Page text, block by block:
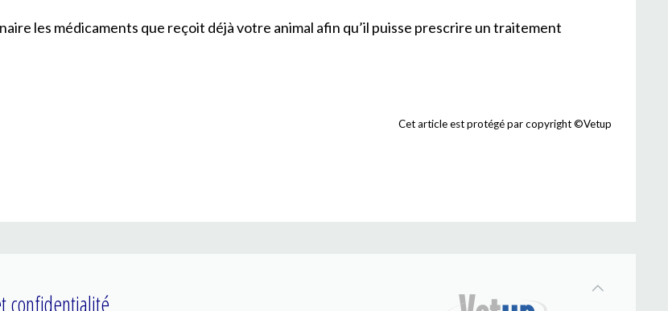
les médicaments que reçoit déjà votre animal afin qu’il puisse prescrire un traitement
Cet article est protégé par copyright ©Vetup
confidentialité